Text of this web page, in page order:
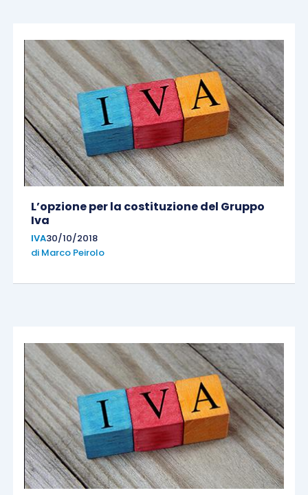
L’opzione per la costituzione del Gruppo
Iva
IVA30/10/2018
di Marco Peirolo